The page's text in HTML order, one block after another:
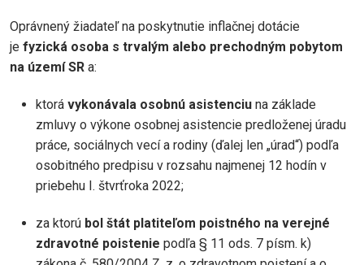
Oprávnený žiadateľ na poskytnutie inflačnej dotácie
je fyzická osoba s trvalým alebo prechodným pobytom
na území SR a:
ktorá vykonávala osobnú asistenciu na základe
zmluvy o výkone osobnej asistencie predloženej úradu
práce, sociálnych vecí a rodiny (ďalej len „úrad“) podľa
osobitného predpisu v rozsahu najmenej 12 hodín v
priebehu I. štvrťroka 2022;
za ktorú bol štát platiteľom poistného na verejné
zdravotné poistenie podľa § 11 ods. 7 písm. k)